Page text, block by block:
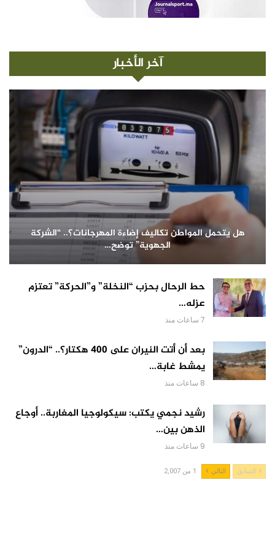
آخر الأخبار
هل يتحمل المواطن تكاليف إضاءة المهرجانات؟.. “الشركة
الجهوية” توضح…
حط الرحال بحزب “النخلة” و”الحركة” تعتزم
عزله…
7 ساعات منذ
بعد أن أتت النيران على 400 هكتار؟.. “الدرون”
يمشط غابة…
8 ساعات منذ
رشيد نجمي يكتب: سيكولوجيا المغاربة.. أوجاع
الذهن بين…
9 ساعات منذ
السابق التالي 1 من 2,007